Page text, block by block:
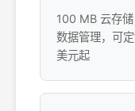
100 MB 云存
数据管理，可
美元起